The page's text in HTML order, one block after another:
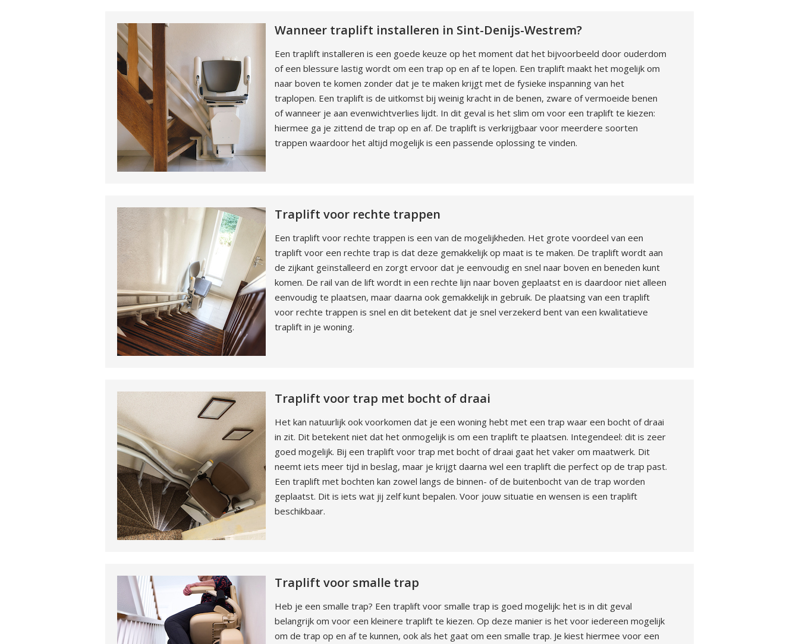
Wanneer traplift installeren in Sint-Denijs-Westrem?
Een traplift installeren is een goede keuze op het moment dat het bijvoorbeeld door ouderdom
of een blessure lastig wordt om een trap op en af te lopen. Een traplift maakt het mogelijk om
naar boven te komen zonder dat je te maken krijgt met de fysieke inspanning van het
traplopen. Een traplift is de uitkomst bij weinig kracht in de benen, zware of vermoeide benen
of wanneer je aan evenwichtverlies lijdt. In dit geval is het slim om voor een traplift te kiezen:
hiermee ga je zittend de trap op en af. De traplift is verkrijgbaar voor meerdere soorten
trappen waardoor het altijd mogelijk is een passende oplossing te vinden.
Traplift voor rechte trappen
Een traplift voor rechte trappen is een van de mogelijkheden. Het grote voordeel van een
traplift voor een rechte trap is dat deze gemakkelijk op maat is te maken. De traplift wordt aan
de zijkant geïnstalleerd en zorgt ervoor dat je eenvoudig en snel naar boven en beneden kunt
komen. De rail van de lift wordt in een rechte lijn naar boven geplaatst en is daardoor niet alleen
eenvoudig te plaatsen, maar daarna ook gemakkelijk in gebruik. De plaatsing van een traplift
voor rechte trappen is snel en dit betekent dat je snel verzekerd bent van een kwalitatieve
traplift in je woning.
Traplift voor trap met bocht of draai
Het kan natuurlijk ook voorkomen dat je een woning hebt met een trap waar een bocht of draai
in zit. Dit betekent niet dat het onmogelijk is om een traplift te plaatsen. Integendeel: dit is zeer
goed mogelijk. Bij een traplift voor trap met bocht of draai gaat het vaker om maatwerk. Dit
neemt iets meer tijd in beslag, maar je krijgt daarna wel een traplift die perfect op de trap past.
Een traplift met bochten kan zowel langs de binnen- of de buitenbocht van de trap worden
geplaatst. Dit is iets wat jij zelf kunt bepalen. Voor jouw situatie en wensen is een traplift
beschikbaar.
Traplift voor smalle trap
Heb je een smalle trap? Een traplift voor smalle trap is goed mogelijk: het is in dit geval
belangrijk om voor een kleinere traplift te kiezen. Op deze manier is het voor iedereen mogelijk
om de trap op en af te kunnen, ook als het gaat om een smalle trap. Je kiest hiermee voor een